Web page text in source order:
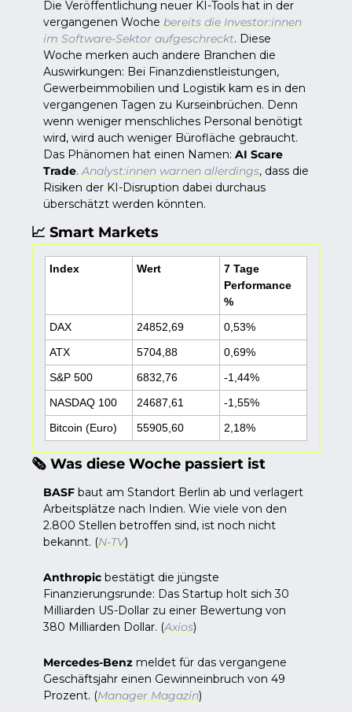
Die Veröffentlichung neuer KI-Tools hat in der
vergangenen Woche bereits die Investor:innen
im Software-Sektor aufgeschreckt. Diese
Woche merken auch andere Branchen die
Auswirkungen: Bei Finanzdienstleistungen,
Gewerbeimmobilien und Logistik kam es in den
vergangenen Tagen zu Kurseinbrüchen. Denn
wenn weniger menschliches Personal benötigt
wird, wird auch weniger Bürofläche gebraucht.
Das Phänomen hat einen Namen: AI Scare
Trade. Analyst:innen warnen allerdings, dass die
Risiken der KI-Disruption dabei durchaus
überschätzt werden könnten.
📈 Smart Markets
Index Wert
7 Tage
Performance
%
DAX
24852,69
0,53%
ATX
5704,88
0,69%
S&P 500
6832,76
-1,44%
NASDAQ 100
24687,61
-1,55%
Bitcoin (Euro)
55905,60 2,18%
🗞️ Was diese Woche passiert ist
BASF baut am Standort Berlin ab und verlagert
Arbeitsplätze nach Indien. Wie viele von den
2.800 Stellen betroffen sind, ist noch nicht
bekannt. (N-TV)
Anthropic bestätigt die jüngste
Finanzierungsrunde: Das Startup holt sich 30
Milliarden US-Dollar zu einer Bewertung von
380 Milliarden Dollar. (Axios)
Mercedes-Benz meldet für das vergangene
Geschäftsjahr einen Gewinneinbruch von 49
Prozent. (Manager Magazin)